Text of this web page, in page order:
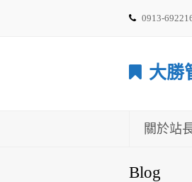
0913-
大勝
關於站
Blog